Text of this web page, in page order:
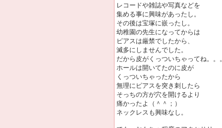
レコードや雑誌や写真などを
集める事に興味があったし。
その後は宝塚に嵌ったし。
幼稚園の先生になってからは
ピアスは厳禁でしたから、
滅多にしませんでした。
だから皮がくっついちゃってね。。
ホールは開いてたのに皮が
くっついちゃったから
無理にピアスを突き刺したら
そっちの方が穴を開けるより
痛かったよ（＾＾；）
ネックレスも興味なし。